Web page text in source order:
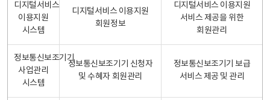
디지털서비스
이용지원
시스템
디지털서비스 이용지원
회원정보
디지털서비스 이용지원
서비스 제공을 위한
회원관리
정보통신보조기기
사업관리
시스템
정보통신보조기기 신청자
및 수혜자 회원관리
정보통신보조기기 보급
서비스 제공 및 관리